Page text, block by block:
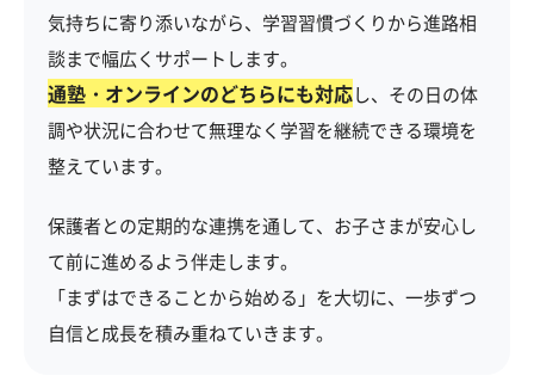
気持ちに寄り添いながら、学習習慣づくりから進路相
談まで幅広くサポートします。
通塾・オンラインのどちらにも対応し、その日の体
調や状況に合わせて無理なく学習を継続できる環境を
整えています。
保護者との定期的な連携を通して、お子さまが安心し
て前に進めるよう伴走します。
「まずはできることから始める」を大切に、一歩ずつ
自信と成長を積み重ねていきます。